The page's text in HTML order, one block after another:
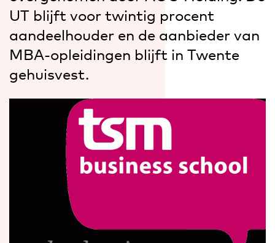
UT blijft voor twintig procent
aandeelhouder en de aanbieder van
MBA-opleidingen blijft in Twente
gehuisvest.